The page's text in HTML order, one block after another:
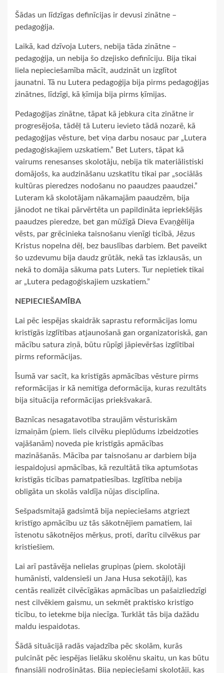
Šādas un līdzīgas definīcijas ir devusi zinātne –
pedagoģija.
Laikā, kad dzīvoja Luters, nebija tāda zinātne –
pedagoģija, un nebija šo dzejisko definīciju. Bija tikai
liela nepieciešamība mācīt, audzināt un izglītot
jaunatni. Tā nu Lutera pedagoģija bija pirms pedagoģijas
zinātnes, līdzīgi, kā ķīmija bija pirms ķīmijas.
Pedagoģijas zinātne, tāpat kā jebkura cita zinātne ir
progresējoša, tādēļ tā Luteru ievieto tādā nozarē, kā
pedagoģijas vēsture, bet viņa darbu nosauc par „Lutera
pedagoģiskajiem uzskatiem.” Bet Luters, tāpat kā
vairums renesanses skolotāju, nebija tik materiālistiski
domājošs, ka audzināšanu uzskatītu tikai par „sociālās
kultūras pieredzes nodošanu no paaudzes paaudzei.”
Luteram kā skolotājam nākamajām paaudzēm, bija
jānodot ne tikai pārvērtēta un papildināta iepriekšējās
paaudzes pieredze, bet gan mūžīgā Dieva Evaņģēlija
vēsts, par grēcinieka taisnošanu vienīgi ticībā, Jēzus
Kristus nopelna dēļ, bez bauslības darbiem. Bet paveikt
šo uzdevumu bija daudz grūtāk, nekā tas izklausās, un
nekā to domāja sākuma pats Luters. Tur nepietiek tikai
ar „Lutera pedagoģiskajiem uzskatiem.”
NEPIECIEŠAMĪBA
Lai pēc iespējas skaidrāk saprastu reformācijas lomu
kristīgās izglītības atjaunošanā gan organizatoriskā, gan
mācību satura ziņā, būtu rūpīgi jāpievēršas izglītībai
pirms reformācijas.
Īsumā var sacīt, ka kristīgās apmācības vēsture pirms
reformācijas ir kā nemitīga deformācija, kuras rezultāts
bija situācija reformācijas priekšvakarā.
Baznīcas nesagatavotība straujām vēsturiskām
izmaiņām (piem. liels cilvēku pieplūdums izbeidzoties
vajāšanām) noveda pie kristīgās apmācības
mazināšanās. Mācība par taisnošanu ar darbiem bija
iespaidojusi apmācības, kā rezultātā tika aptumšotas
kristīgās ticības pamatpatiesības. Izglītība nebija
obligāta un skolās valdīja nūjas disciplīna.
Sešpadsmitajā gadsimtā bija nepieciešams atgriezt
kristīgo apmācību uz tās sākotnējiem pamatiem, lai
īstenotu sākotnējos mērķus, proti, darītu cilvēkus par
kristiešiem.
Lai arī pastāvēja nelielas grupiņas (piem. skolotāji
humānisti, valdensieši un Jana Husa sekotāji), kas
centās realizēt cilvēcīgākas apmācības un pašaizliedzīgi
nest cilvēkiem gaismu, un sekmēt praktisko kristīgo
ticību, to ietekme bija niecīga. Turklāt tās bija dažādu
maldu iespaidotas.
Šādā situācijā radās vajadzība pēc skolām, kurās
pulcināt pēc iespējas lielāku skolēnu skaitu, un kas būtu
finansiāli nodrošinātas. Bija nepieciešami skolotāji, kas